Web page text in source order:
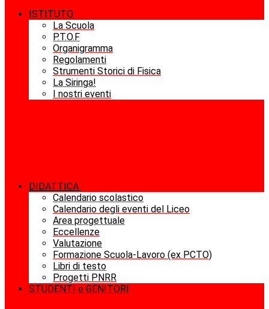
ISTITUTO
La Scuola
P.T.O.F
Organigramma
Regolamenti
Strumenti Storici di Fisica
La Siringa!
I nostri eventi
DIDATTICA
Calendario scolastico
Calendario degli eventi del Liceo
Area progettuale
Eccellenze
Valutazione
Formazione Scuola-Lavoro (ex PCTO)
Libri di testo
Progetti PNRR
STUDENTI e GENITORI